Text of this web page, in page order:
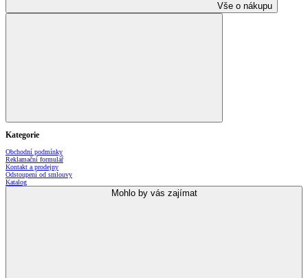
Vše o nákupu
Kategorie
Obchodní podmínky
Reklamační formulář
Kontakt a prodejny
Odstoupení od smlouvy
Katalog
Mohlo by vás zajímat